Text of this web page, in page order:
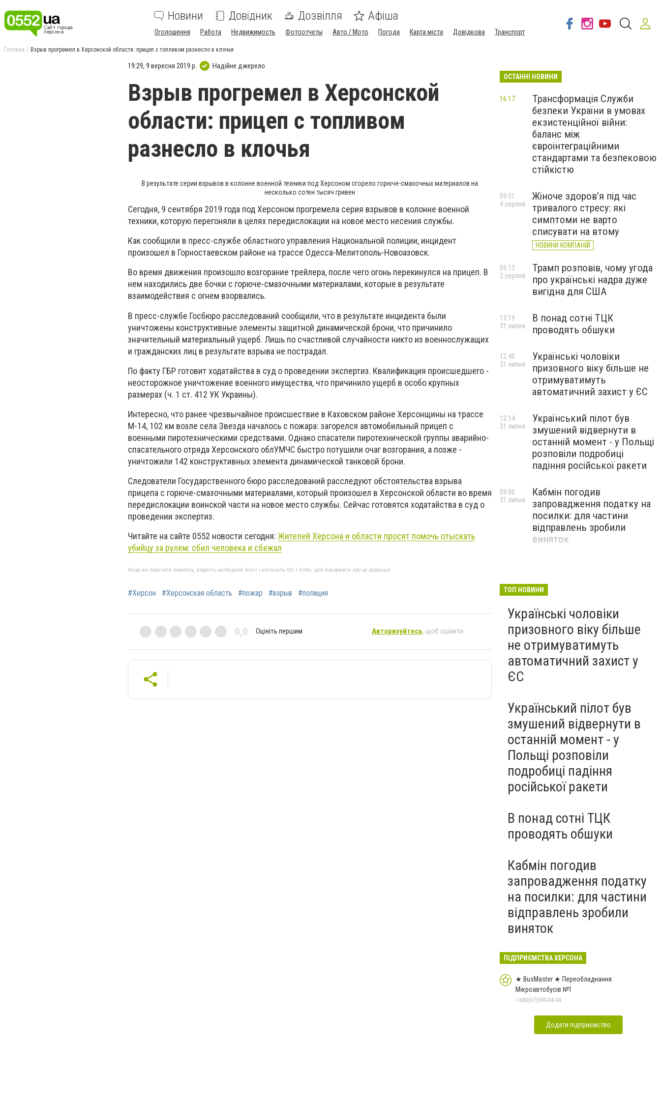
Новини Довідник Дозвілля Афіша
Оголошення Работа Недвижимость Фотоотчеты Авто / Мото Погода Карта міста Довідкова Транспорт
Головна Взрыв прогремел в Херсонской области: прицеп с топливом разнесло в клочья
19:29, 9 вересня 2019 р. Надійне джерело
Взрыв прогремел в Херсонской
области: прицеп с топливом
разнесло в клочья
В результате серии взрывов в колонне военной техники под Херсоном сгорело горюче-смазочных материалов на
несколько сотен тысяч гривен
Сегодня, 9 сентября 2019 года под Херсоном прогремела серия взрывов в колонне военной
техники, которую перегоняли в целях передислокации на новое место несения службы.
Как сообщили в пресс-службе областного управления Национальной полиции, инцидент
произошел в Горностаевском районе на трассе Одесса-Мелитополь-Новоазовск.
Во время движения произошло возгорание трейлера, после чего огонь перекинулся на прицеп. В
нем находились две бочки с горюче-смазочными материалами, которые в результате
взаимодействия с огнем взорвались.
В пресс-службе Госбюро расследований сообщили, что в результате инцидента были
уничтожены конструктивные элементы защитной динамической брони, что причинило
значительный материальный ущерб. Лишь по счастливой случайности никто из военнослужащих
и гражданских лиц в результате взрыва не пострадал.
По факту ГБР готовит ходатайства в суд о проведении экспертиз. Квалификация происшедшего -
неосторожное уничтожение военного имущества, что причинило ущерб в особо крупных
размерах (ч. 1 ст. 412 УК Украины).
Интересно, что ранее чрезвычайное происшествие в Каховском районе Херсонщины на трассе
М-14, 102 км возле села Звезда началось с пожара: загорелся автомобильный прицеп с
военными пиротехническими средствами. Однако спасатели пиротехнической группы аварийно-
спасательного отряда Херсонского облУМЧС быстро потушили очаг возгорания, а позже -
уничтожили 142 конструктивных элемента динамической танковой брони.
Следователи Государственного бюро расследований расследуют обстоятельства взрыва
прицепа с горюче-смазочными материалами, который произошел в Херсонской области во время
передислокации воинской части на новое место службы. Сейчас готовятся ходатайства в суд о
проведении экспертиз.
Читайте на сайте 0552 новости сегодня: Жителей Херсона и области просят помочь отыскать
убийцу за рулем: сбил человека и сбежал
Якщо ви помітили помилку, виділіть необхідний текст і натисніть Ctrl + Enter, щоб повідомити про це редакцію
#Херсон #Херсонская область #пожар #взрыв #полиция
0,0 Оцініть першим Авторизуйтесь, щоб оцінити
ОСТАННІ НОВИНИ
Трансформація Служби
безпеки України в умовах
екзистенційної війни:
баланс між
євроінтеграційними
стандартами та безпековою
стійкістю
16:17
Жіноче здоров’я під час
тривалого стресу: які
симптоми не варто
списувати на втому
НОВИНИ КОМПАНІЙ
09:01
4 серпня
Трамп розповів, чому угода
про українські надра дуже
вигідна для США
09:13
2 серпня
В понад сотні ТЦК
проводять обшуки
13:19
31 липня
Українські чоловіки
призовного віку більше не
отримуватимуть
автоматичний захист у ЄС
12:40
31 липня
Український пілот був
змушений відвернути в
останній момент - у Польщі
розповіли подробиці
падіння російської ракети
12:14
31 липня
Кабмін погодив
запровадження податку на
посилки: для частини
відправлень зробили
виняток
09:00
31 липня
доброчесності й
ТОП НОВИНИ
Українські чоловіки
призовного віку більше
не отримуватимуть
автоматичний захист у
ЄС
Український пілот був
змушений відвернути в
останній момент - у
Польщі розповіли
подробиці падіння
російської ракети
В понад сотні ТЦК
проводять обшуки
Кабмін погодив
запровадження податку
на посилки: для частини
відправлень зробили
виняток
ПІДПРИЄМСТВА ХЕРСОНА
★ BusMaster ★ Переобладнання
Мікроавтобусів №1
+380(67)599-04-04
Додати підприємство